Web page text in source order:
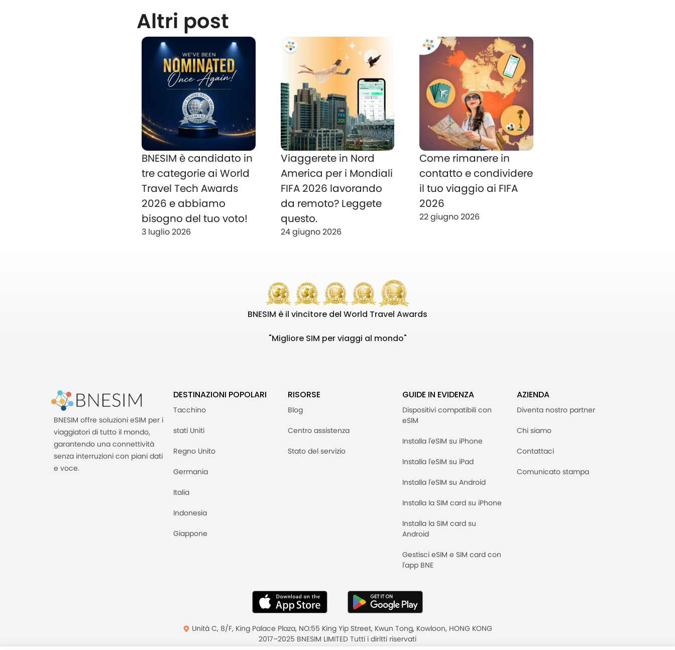
Altri post
BNESIM è candidato in
tre categorie ai World
Travel Tech Awards
2026 e abbiamo
bisogno del tuo voto!
3 luglio 2026
Viaggerete in Nord
America per i Mondiali
FIFA 2026 lavorando
da remoto? Leggete
questo.
24 giugno 2026
Come rimanere in
contatto e condividere
il tuo viaggio ai FIFA
2026
22 giugno 2026
BNESIM è il vincitore del World Travel Awards
"Migliore SIM per viaggi al mondo"
BNESIM offre soluzioni eSIM per i
viaggiatori di tutto il mondo,
garantendo una connettività
senza interruzioni con piani dati
e voce.
DESTINAZIONI POPOLARI
Tacchino
stati Uniti
Regno Unito
Germania
Italia
Indonesia
Giappone
RISORSE
Blog
Centro assistenza
Stato del servizio
GUIDE IN EVIDENZA
Dispositivi compatibili con
eSIM
Installa l'eSIM su iPhone
Installa l'eSIM su iPad
Installa l'eSIM su Android
Installa la SIM card su iPhone
Installa la SIM card su
Android
Gestisci eSIM e SIM card con
l'app BNE
AZIENDA
Diventa nostro partner
Chi siamo
Contattaci
Comunicato stampa
Unità C, 8/F, King Palace Plaza, NO:55 King Yip Street, Kwun Tong, Kowloon, HONG KONG
2017–2025 BNESIM LIMITED Tutti i diritti riservati